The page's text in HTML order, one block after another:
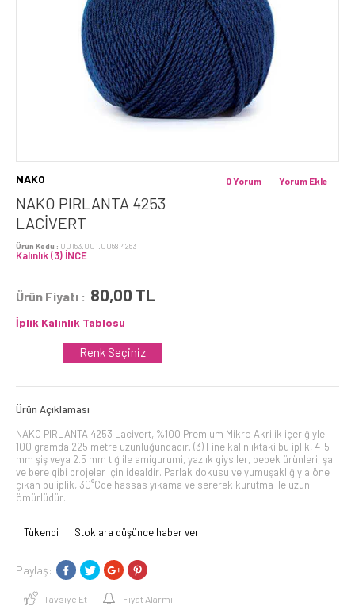
NAKO
NAKO PIRLANTA 4253
LACIVERT
Ürün Kodu : 00153.001.0058.4253
Kalınlık (3) İNCE
Yorum Ekle
0 Yorum
Ürün Fiyatı : 80,00 TL
İplik Kalınlık Tablosu
Renk Seçiniz
Ürün Açıklaması
NAKO PIRLANTA 4253 Lacivert, %100 Premium Mikro Akrilik içeriğiyle
100 gramda 225 metre uzunluğundadır. (3) Fine kalınlıktaki bu iplik, 4-5
mm şiş veya 2.5 mm tığ ile amigurumi, yazlık giysiler, bebek ürünleri, şal
ve bere gibi projeler için idealdir. Parlak dokusu ve yumuşaklığıyla öne
çıkan bu iplik, 30°C'de hassas yıkama ve sererek kurutma ile uzun
ömürlüdür.
Tükendi Stoklara düşünce haber ver
Paylaş:
Tavsiye Et Fiyat Alarmı